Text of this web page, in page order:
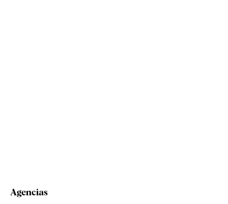
Agencias